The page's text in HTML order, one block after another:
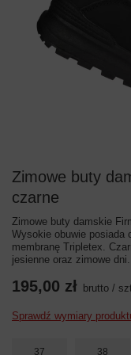
Zimowe buty
czarne
Zimowe buty damskie
Wysokie obuwie posiada
membranę Tripletex.
jesienne oraz zimowe dni.
195,00 zł brutto /
Sprawdź wymiary
37 38